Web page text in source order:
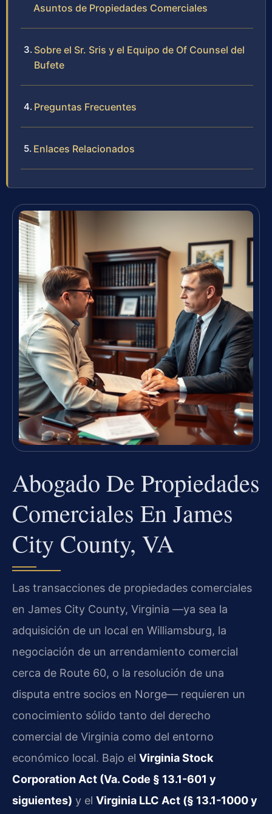
Asuntos de Propiedades Comerciales
Sobre el Sr. Sris y el Equipo de Of Counsel del
Bufete
Preguntas Frecuentes
Enlaces Relacionados
Abogado De Propiedades
Comerciales En James
City County, VA
Las transacciones de propiedades comerciales
en James City County, Virginia —ya sea la
adquisición de un local en Williamsburg, la
negociación de un arrendamiento comercial
cerca de Route 60, o la resolución de una
disputa entre socios en Norge— requieren un
conocimiento sólido tanto del derecho
comercial de Virginia como del entorno
económico local. Bajo el Virginia Stock
Corporation Act (Va. Code § 13.1-601 y
siguientes) y el Virginia LLC Act (§ 13.1-1000 y